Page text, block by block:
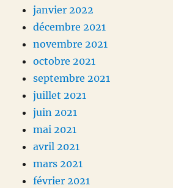
janvier 2022
décembre 2021
novembre 2021
octobre 2021
septembre 2021
juillet 2021
juin 2021
mai 2021
avril 2021
mars 2021
février 2021